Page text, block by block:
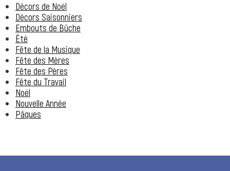
Décors de Noël
Décors Saisonniers
Embouts de Bûche
Été
Fête de la Musique
Fête des Mères
Fête des Pères
Fête du Travail
Noël
Nouvelle Année
Pâques